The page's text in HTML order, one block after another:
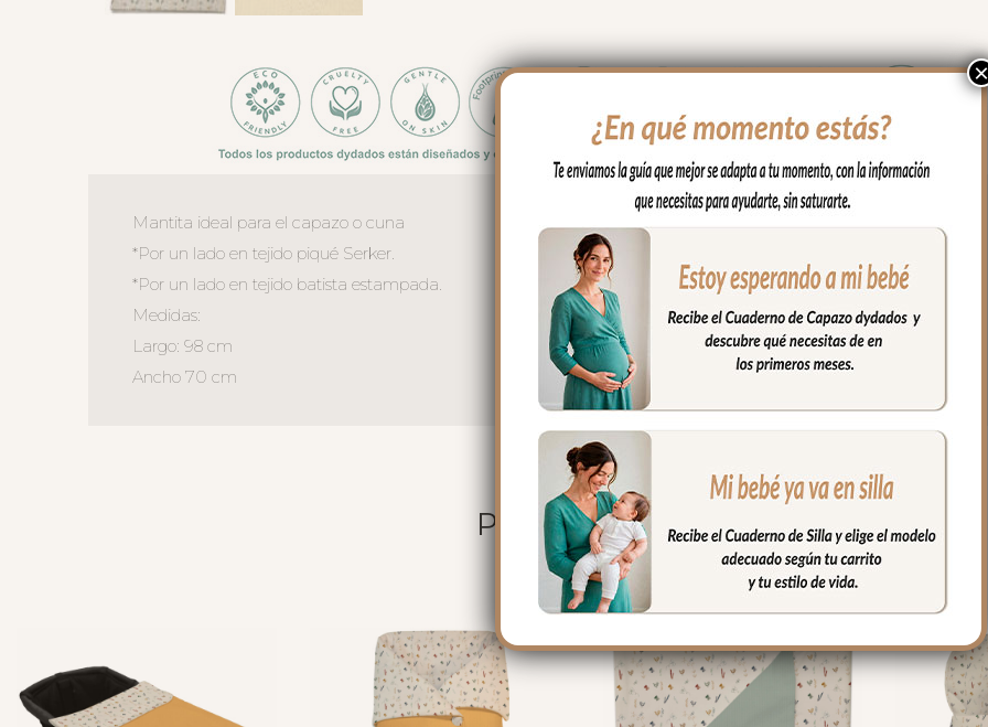
Mantita ideal para el capazo o cuna
*Por un lado en tejido piqué Serker.
*Por un lado en tejido batista estampada.
Medidas:
Largo: 98 cm
Ancho 70 cm
PRODUCTOS RELACIONADOS
×